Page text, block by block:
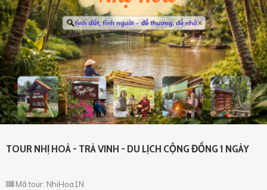
TOUR NHỊ HOÀ - TRÀ VINH - DU LỊCH CỘNG ĐỒNG 1 NGÀY
Mã tour: NhiHoa1N